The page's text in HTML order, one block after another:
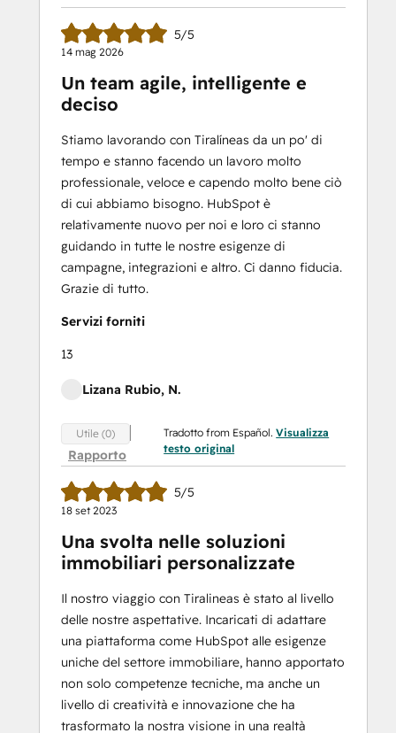
5/5
14 mag 2026
Un team agile, intelligente e
deciso
Stiamo lavorando con Tiralíneas da un po' di
tempo e stanno facendo un lavoro molto
professionale, veloce e capendo molto bene ciò
di cui abbiamo bisogno. HubSpot è
relativamente nuovo per noi e loro ci stanno
guidando in tutte le nostre esigenze di
campagne, integrazioni e altro. Ci danno fiducia.
Grazie di tutto.
Servizi forniti
13
Lizana Rubio, N.
Utile (0)
Rapporto
Tradotto from Español.Visualizza
testo original
5/5
18 set 2023
Una svolta nelle soluzioni
immobiliari personalizzate
Il nostro viaggio con Tiralineas è stato al livello
delle nostre aspettative. Incaricati di adattare
una piattaforma come HubSpot alle esigenze
uniche del settore immobiliare, hanno apportato
non solo competenze tecniche, ma anche un
livello di creatività e innovazione che ha
trasformato la nostra visione in una realtà